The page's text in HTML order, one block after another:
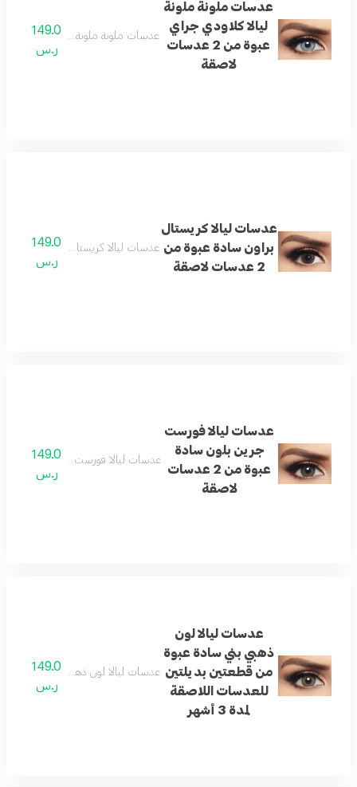
عدسات ملونة ملونة
ليالا كلاودي جراي
عبوة من 2 عدسات
لاصقة
عدسات ملونة ملونة ليالا كلاودي جراي عبوة من
149.0
ر.س
عدسات ليالا كريستال
براون سادة عبوة من
2 عدسات لاصقة
عدسات ليالا كريستال براون سادة عبوة من 2
149.0
ر.س
عدسات ليالا فورست
جرين بلون سادة
عبوة من 2 عدسات
لاصقة
عدسات ليالا فورست جرين بلون سادة عبوة من
149.0
ر.س
عدسات ليالا لون
ذهبي بني سادة عبوة
من قطعتين بديلتين
للعدسات اللاصقة
لمدة 3 أشهر
عدسات ليالا لون ذهبي بني سادة عبوة
149.0
ر.س